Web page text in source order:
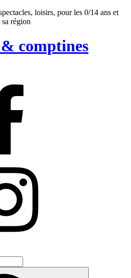
loisirs, pour les 0/14 ans et
région